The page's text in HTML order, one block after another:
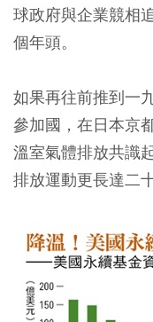
球政府與企業競相
個年頭。
如果再往前推到一
參加國，在日本京
溫室氣體排放共識
排放運動更長達二